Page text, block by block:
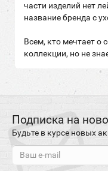
части изделий нет
название бренда с
Всем, кто мечтает о
коллекции, но не
Подписка на
Будьте в курсе новых